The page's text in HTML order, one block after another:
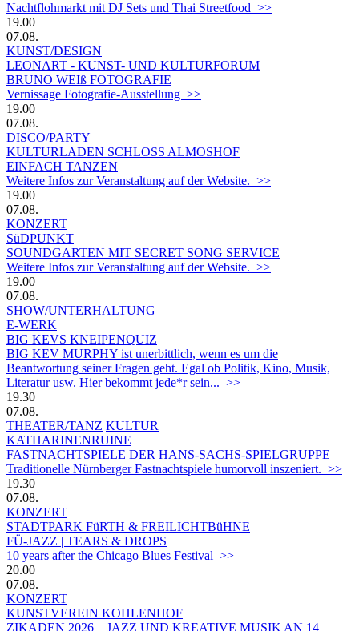
Nachtflohmarkt mit DJ Sets und Thai Streetfood >>
19.00
07.08.
KUNST/DESIGN
LEONART - KUNST- UND KULTURFORUM
BRUNO WEIß FOTOGRAFIE
Vernissage Fotografie-Ausstellung >>
19.00
07.08.
DISCO/PARTY
KULTURLADEN SCHLOSS ALMOSHOF
EINFACH TANZEN
Weitere Infos zur Veranstaltung auf der Website. >>
19.00
07.08.
KONZERT
SüDPUNKT
SOUNDGARTEN MIT SECRET SONG SERVICE
Weitere Infos zur Veranstaltung auf der Website. >>
19.00
07.08.
SHOW/UNTERHALTUNG
E-WERK
BIG KEVS KNEIPENQUIZ
BIG KEV MURPHY ist unerbittlich, wenn es um die
Beantwortung seiner Fragen geht. Egal ob Politik, Kino, Musik,
Literatur usw. Hier bekommt jede*r sein... >>
19.30
07.08.
THEATER/TANZ KULTUR
KATHARINENRUINE
FASTNACHTSPIELE DER HANS-SACHS-SPIELGRUPPE
Traditionelle Nürnberger Fastnachtspiele humorvoll inszeniert. >>
19.30
07.08.
KONZERT
STADTPARK FüRTH & FREILICHTBüHNE
FÜ-JAZZ | TEARS & DROPS
10 years after the Chicago Blues Festival >>
20.00
07.08.
KONZERT
KUNSTVEREIN KOHLENHOF
ZIKADEN 2026 – JAZZ UND KREATIVE MUSIK AN 14